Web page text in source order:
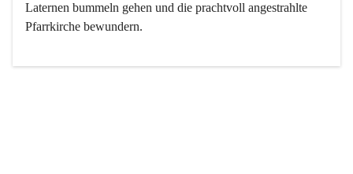
Laternen bummeln gehen und die prachtvoll angestrahlte
Pfarrkirche bewundern.
Der Weinbau dominert heute nicht mehr, ist aber integrativer